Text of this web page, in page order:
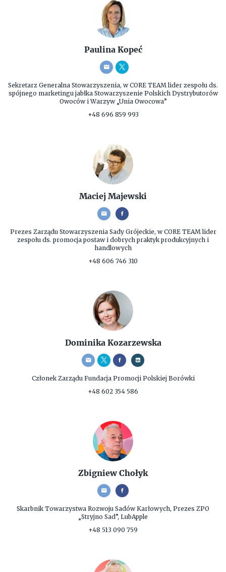
Paulina Kopeć
Sekretarz Generalna Stowarzyszenia, w CORE TEAM lider zespołu ds.
spójnego marketingu jabłka Stowarzyszenie Polskich Dystrybutorów
Owoców i Warzyw „Unia Owocowa”
+48 696 859 993
Maciej Majewski
Prezes Zarządu Stowarzyszenia Sady Grójeckie, w CORE TEAM lider
zespołu ds. promocja postaw i dobrych praktyk produkcyjnych i
handlowych
+48 606 746 310
Dominika Kozarzewska
Członek Zarządu Fundacja Promocji Polskiej Borówki
+48 602 354 586
Zbigniew Chołyk
Skarbnik Towarzystwa Rozwoju Sadów Karłowych, Prezes ZPO
„Stryjno Sad”, LubApple
+48 513 090 759